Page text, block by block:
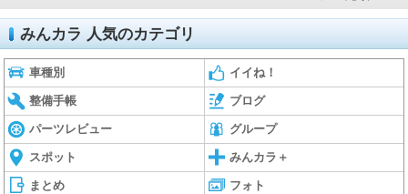
みんカラ 人気のカテゴリ
車種別 イイね！
整備手帳 ブログ
パーツレビュー グループ
スポット みんカラ＋
まとめ フォト